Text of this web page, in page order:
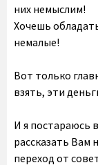
них немыслим!
Хочешь
немалые!
Вот только
взять, эти
И я постараюсь
рассказать Вам
переход от